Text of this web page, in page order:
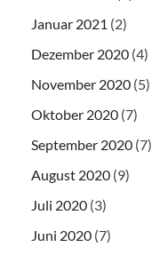
Januar 2021 (2)
Dezember 2020 (4)
November 2020 (5)
Oktober 2020 (7)
September 2020 (7)
August 2020 (9)
Juli 2020 (3)
Juni 2020 (7)